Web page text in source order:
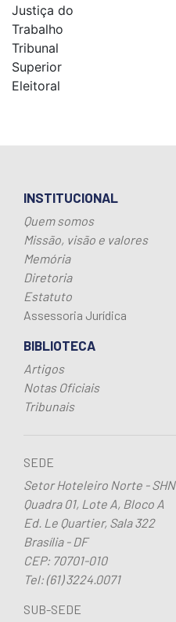
Justiça do
Trabalho
Tribunal
Superior
Eleitoral
INSTITUCIONAL
Quem somos
Missão, visão e valores
Memória
Diretoria
Estatuto
Assessoria Jurídica
BIBLIOTECA
Artigos
Notas Oficiais
Tribunais
SEDE
Setor Hoteleiro Norte - SHN
Quadra 01, Lote A, Bloco A
Ed. Le Quartier, Sala 322
Brasília - DF
CEP: 70701-010
Tel: (61) 3224.0071
SUB-SEDE